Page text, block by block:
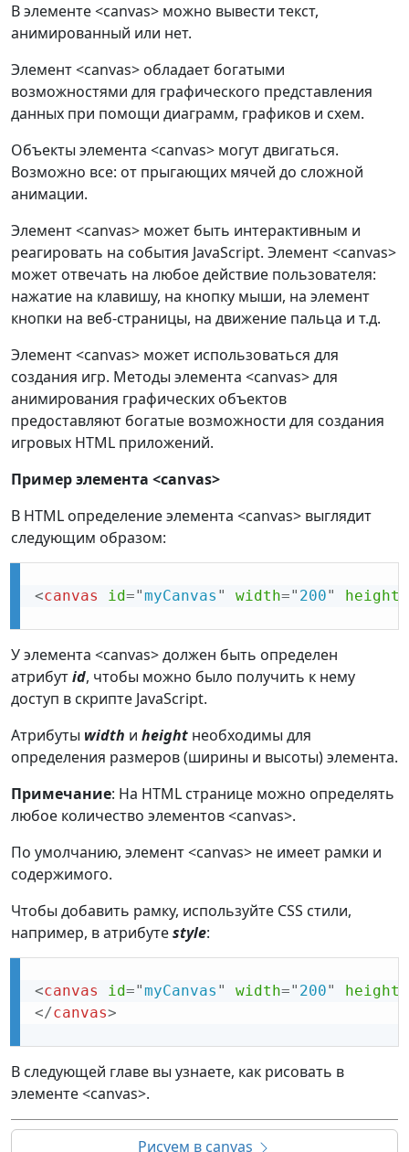
В элементе <canvas> можно вывести текст,
анимированный или нет.
Элемент <canvas> обладает богатыми
возможностями для графического представления
данных при помощи диаграмм, графиков и схем.
Объекты элемента <canvas> могут двигаться.
Возможно все: от прыгающих мячей до сложной
анимации.
Элемент <canvas> может быть интерактивным и
реагировать на события JavaScript. Элемент <canvas>
может отвечать на любое действие пользователя:
нажатие на клавишу, на кнопку мыши, на элемент
кнопки на веб-страницы, на движение пальца и т.д.
Элемент <canvas> может использоваться для
создания игр. Методы элемента <canvas> для
анимирования графических объектов
предоставляют богатые возможности для создания
игровых HTML приложений.
Пример элемента <canvas>
В HTML определение элемента <canvas> выглядит
следующим образом:
<canvas id="myCanvas " width=" 200" height
У элемента <canvas> должен быть определен
атрибутid, чтобы можно было получить к нему
доступ в скрипте JavaScript.
Атрибуты width и height необходимы для
определения размеров (ширины и высоты) элемента.
Примечание: На HTML странице можно определять
любое количество элементов <canvas>.
По умолчанию, элемент <canvas> не имеет рамки и
содержимого.
Чтобы добавить рамку, используйте CSS стили,
например, в атрибутеstyle:
<canvas id="myCanvas " width=" 200" height
</canvas>
В следующей главе вы узнаете, как рисовать в
элементе <canvas>.
Рисуем в canvas